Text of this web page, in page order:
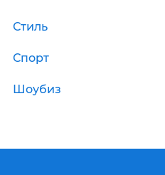
Стиль
Спорт
Шоубиз